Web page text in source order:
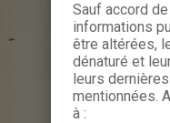
Sauf accord
informations
être altérées,
dénaturé et
leurs
mentionnées.
à :